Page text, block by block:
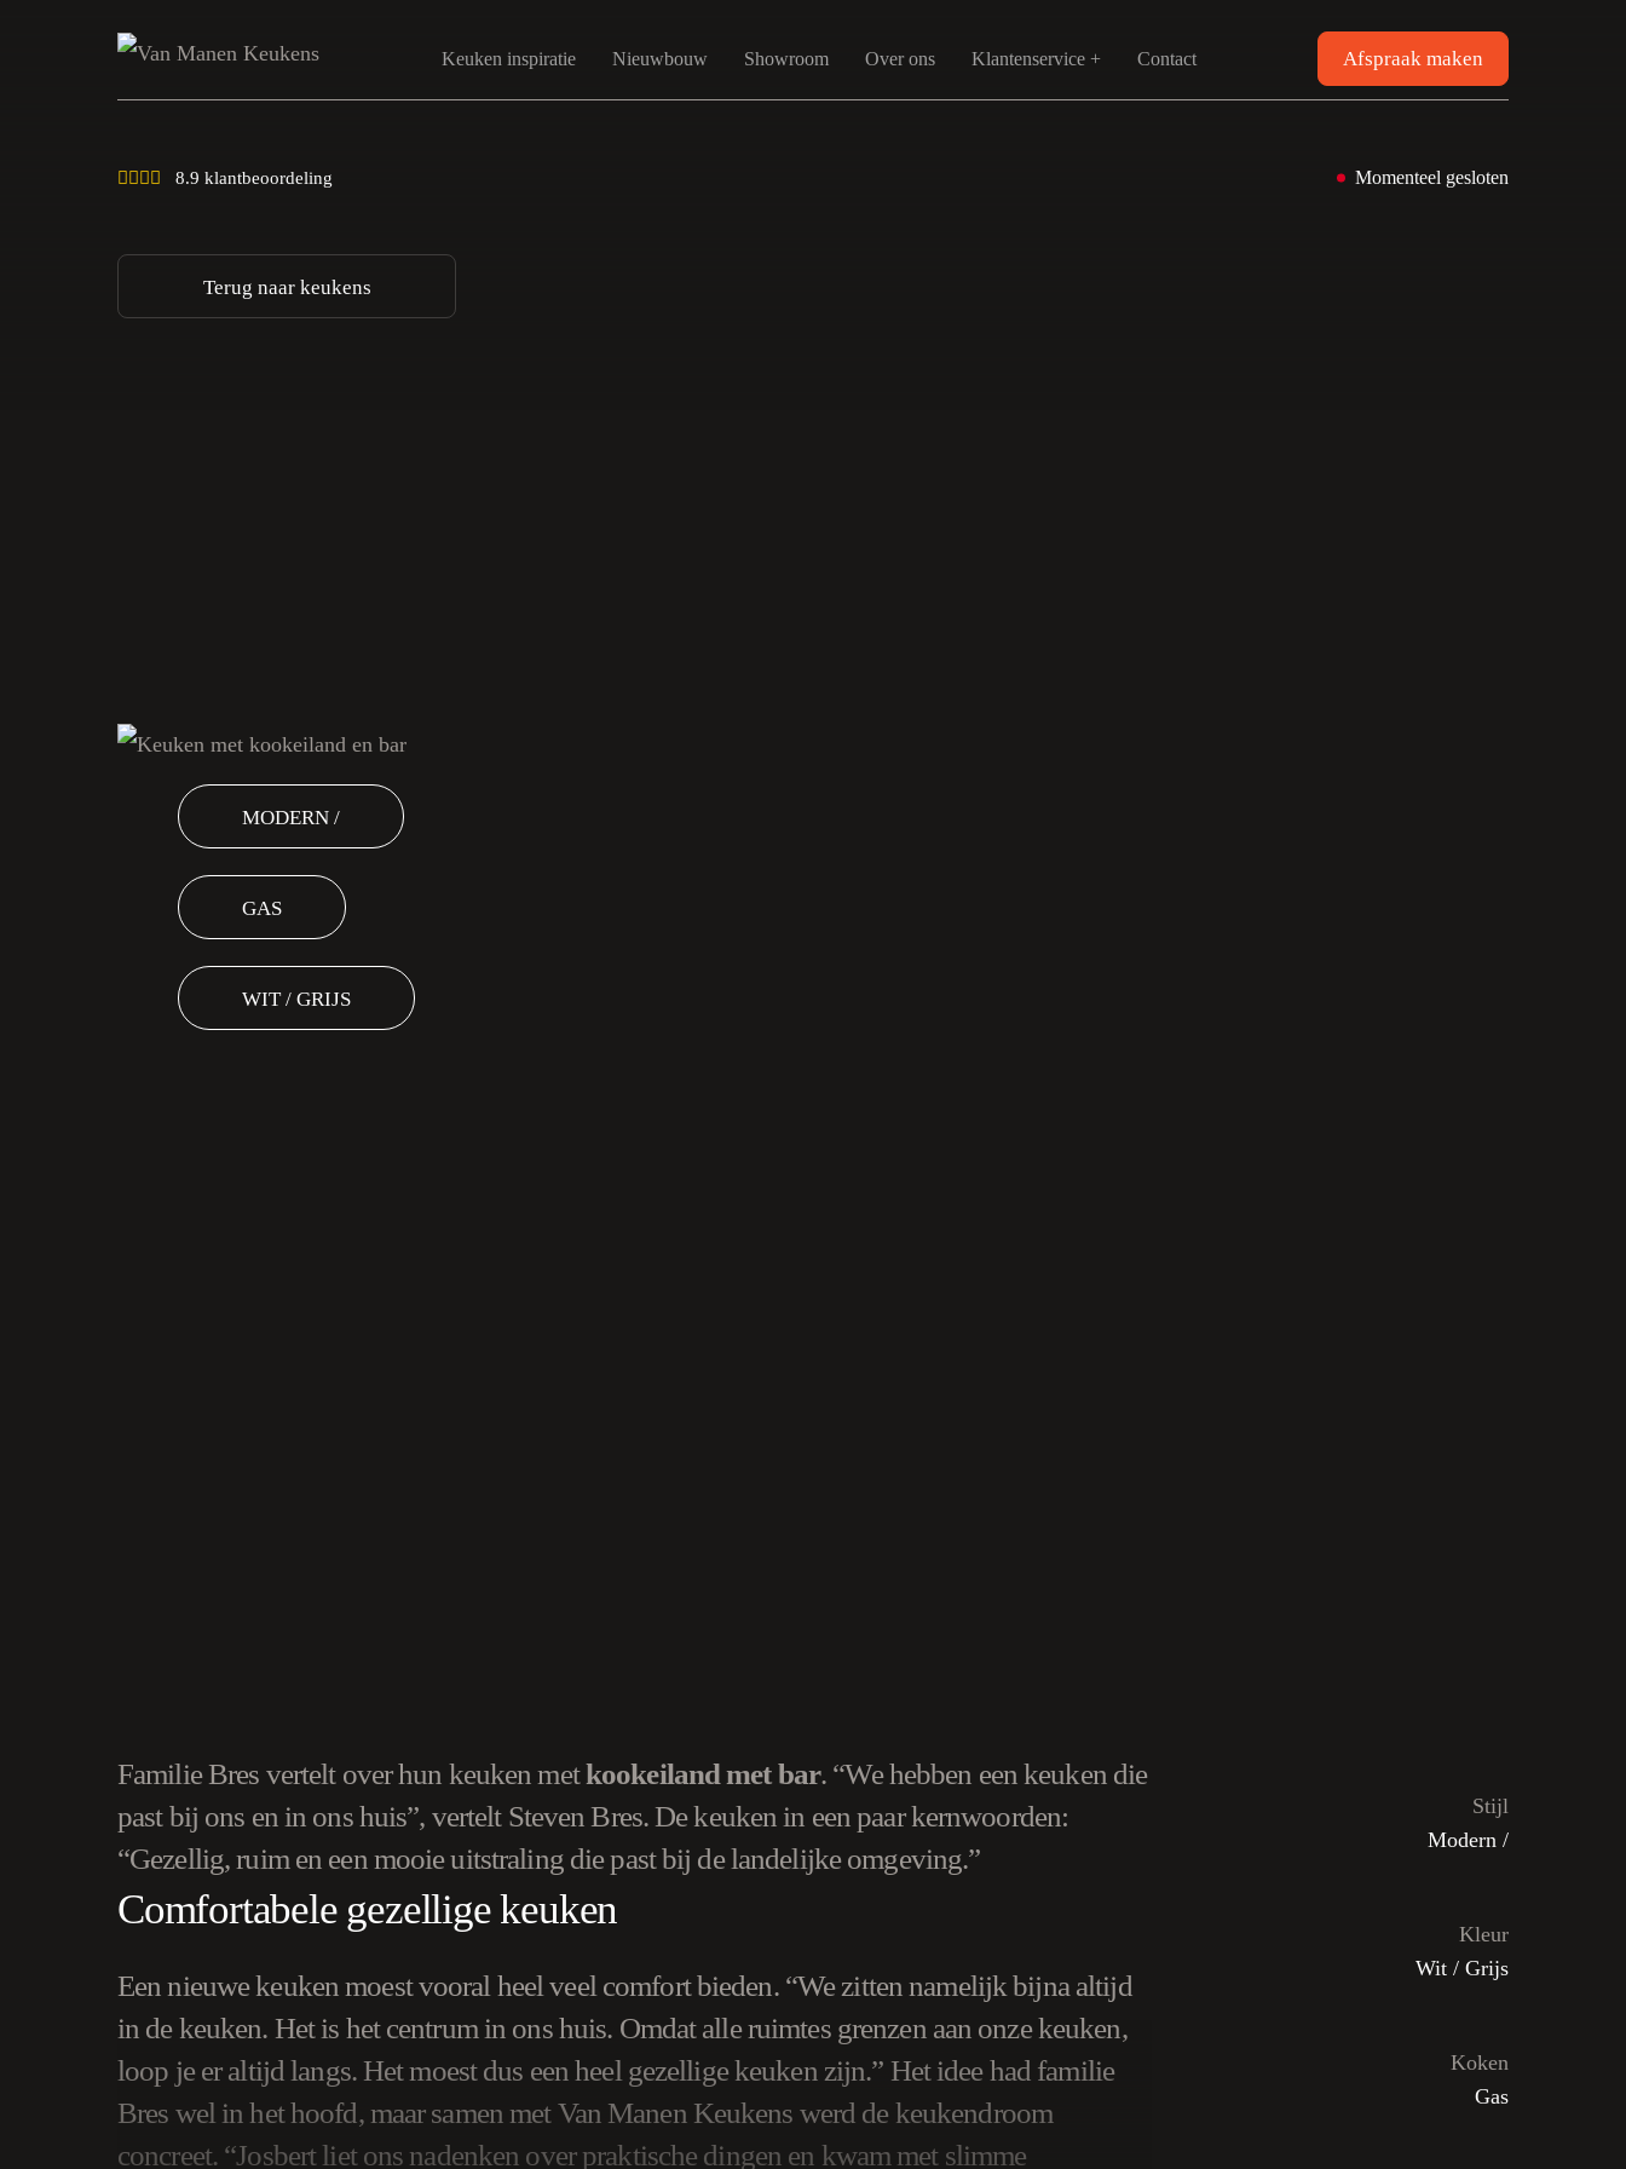
Keuken inspiratie Nieuwbouw Showroom Over ons Klantenservice + Contact Afspraak maken
8.9 klantbeoordeling Momenteel gesloten
Terug naar keukens
MODERN /
GAS
WIT / GRIJS
Familie Bres vertelt over hun keuken metkookeiland met bar. “We hebben een keuken die
past bij ons en in ons huis”, vertelt Steven Bres. De keuken in een paar kernwoorden:
“Gezellig, ruim en een mooie uitstraling die past bij de landelijke omgeving.”
Comfortabele gezellige keuken
Een nieuwe keuken moest vooral heel veel comfort bieden. “We zitten namelijk bijna altijd
in de keuken. Het is het centrum in ons huis. Omdat alle ruimtes grenzen aan onze keuken,
loop je er altijd langs. Het moest dus een heel gezellige keuken zijn.” Het idee had familie
Bres wel in het hoofd, maar samen met Van Manen Keukens werd de keukendroom
concreet. “Josbert liet ons nadenken over praktische dingen en kwam met slimme
Stijl
Modern /
Kleur
Wit / Grijs
Koken
Gas